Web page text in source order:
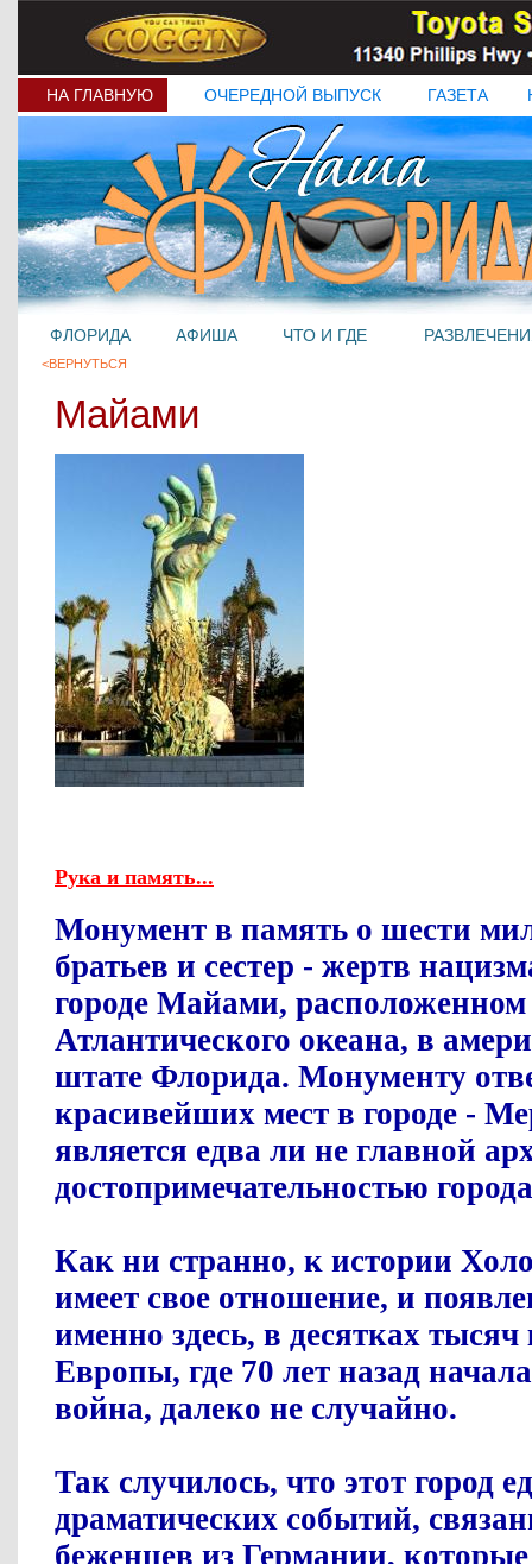
НА ГЛАВНУЮ ОЧЕРЕДНОЙ ВЫПУСК ГАЗЕТА
ФЛОРИДА АФИША ЧТО И ГДЕ
<ВЕРНУТЬСЯ
Майами
Рука и память...
Монумент в память о шести
братьев и сестер - жертв
городе Майами, расположенном
Атлантического океана, в
штате Флорида. Монументу
красивейших мест в городе -
является едва ли не главной
достопримечательностью
Как ни странно, к истории
имеет свое отношение, и
именно здесь, в десятках
Европы, где 70 лет назад
война, далеко не случайно.
Так случилось, что этот город
драматических событий,
беженцев из Германии,